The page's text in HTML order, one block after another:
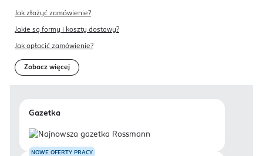
Jak złożyć zamówienie?
Jakie są formy i koszty dostawy?
Jak opłacić zamówienie?
Zobacz więcej
Gazetka
NOWE OFERTY PRACY